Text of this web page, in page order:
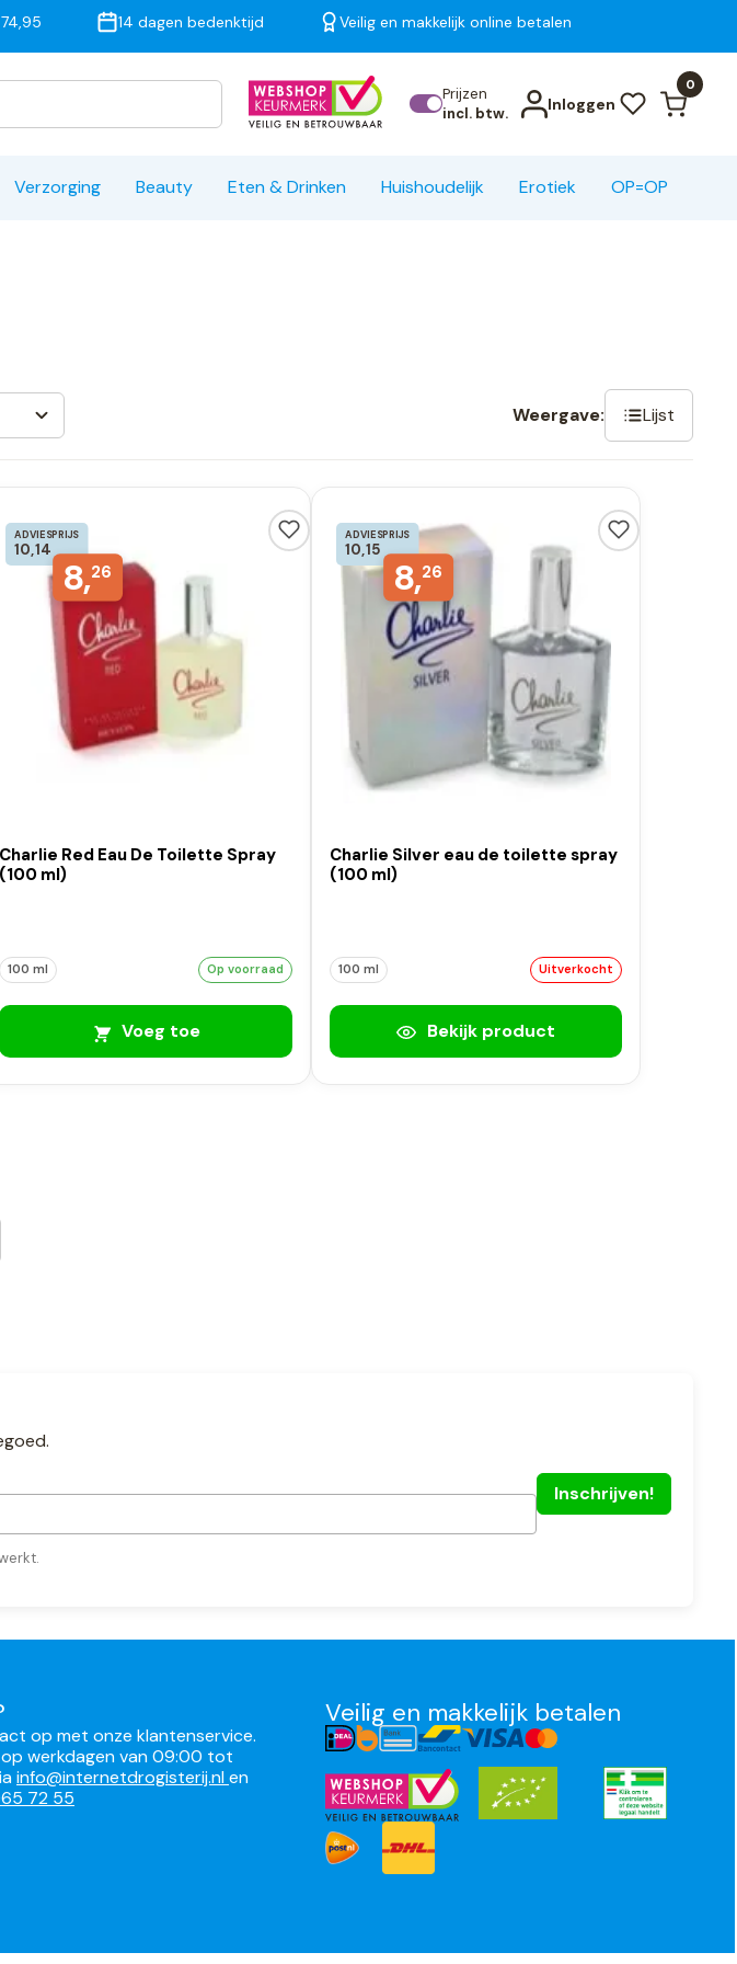
14 dagen bedenktijd Veilig en makkelijk online betalen
Prijzen
incl. btw.
Inloggen
0
Verzorging Beauty Eten & Drinken Huishoudelijk Erotiek OP=OP
Bekijk alle resultaten
Weergave: Lijst
ADVIESPRIJS
10,14
8,26
Charlie Red Eau De Toilette Spray
(100 ml)
100 ml Op voorraad
Voeg toe
ADVIESPRIJS
10,15
8,26
Charlie Silver eau de toilette spray
(100 ml)
100 ml Uitverkocht
Bekijk product
op met onze klantenservice.
werkdagen van 09:00 tot
info@internetdrogisterij.nlen
72 55
Veilig en makkelijk betalen